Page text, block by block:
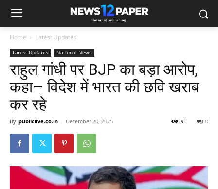
Home Latest Updates
Latest Updates National News
राहुल गांधी पर BJP का बड़ा आरोप,
कहा– विदेश में भारत की छवि खराब
कर रहे
By publiclive.co.in - December 20, 2025 0
91